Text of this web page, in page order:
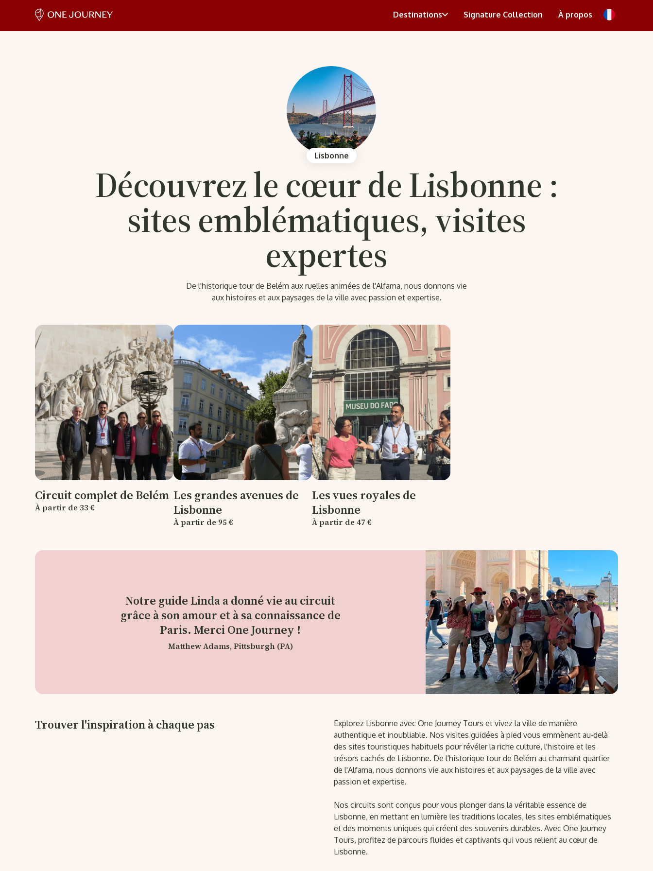
Destinations Signature Collection À propos
Lisbonne
Découvrez le cœur de Lisbonne :
sites emblématiques, visites
expertes
De l'historique tour de Belém aux ruelles animées de l'Alfama, nous donnons vie
aux histoires et aux paysages de la ville avec passion et expertise.
Circuit complet de Belém
À partir de 33 €
Les grandes avenues de
Lisbonne
À partir de 95 €
Les vues royales de
Lisbonne
À partir de 47 €
Notre guide Linda a donné vie au circuit
grâce à son amour et à sa connaissance de
Paris. Merci One Journey !
Matthew Adams, Pittsburgh (PA)
Trouver l'inspiration à chaque pas
Explorez Lisbonne avec One Journey Tours et vivez la ville de manière
authentique et inoubliable. Nos visites guidées à pied vous emmènent au‑delà
des sites touristiques habituels pour révéler la riche culture, l'histoire et les
trésors cachés de Lisbonne. De l'historique tour de Belém au charmant quartier
de l'Alfama, nous donnons vie aux histoires et aux paysages de la ville avec
passion et expertise.
Nos circuits sont conçus pour vous plonger dans la véritable essence de
Lisbonne, en mettant en lumière les traditions locales, les sites emblématiques
et des moments uniques qui créent des souvenirs durables. Avec One Journey
Tours, profitez de parcours fluides et captivants qui vous relient au cœur de
Lisbonne.